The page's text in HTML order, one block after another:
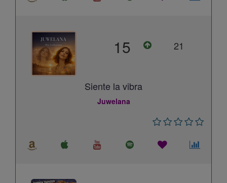
15 21
Siente la vibra
Juwelana